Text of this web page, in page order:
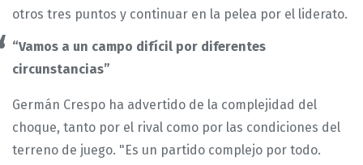
otros tres puntos y continuar en la pelea por el liderato.
“Vamos a un campo difícil por diferentes
circunstancias”
Germán Crespo ha advertido de la complejidad del
choque, tanto por el rival como por las condiciones del
terreno de juego. "Es un partido complejo por todo.